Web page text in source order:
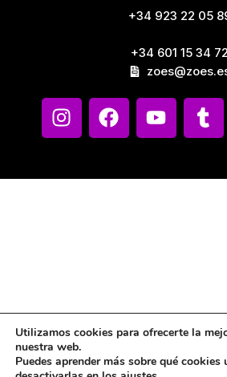
+34 923 22 05
+34 601 15 34 72
Utilizamos cookies para ofrecerte la
nuestra web.
Puedes aprender más sobre qué